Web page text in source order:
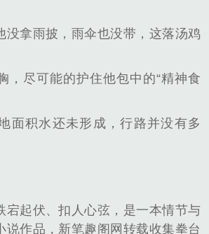
没拿雨披，雨伞也没带，这落汤鸡
，尽可能的护住他包中的“精神食
面积水还未形成，行路并没有多
宕起伏、扣人心弦，是一本情节与
说作品，新笔趣阁网转载收集拳台